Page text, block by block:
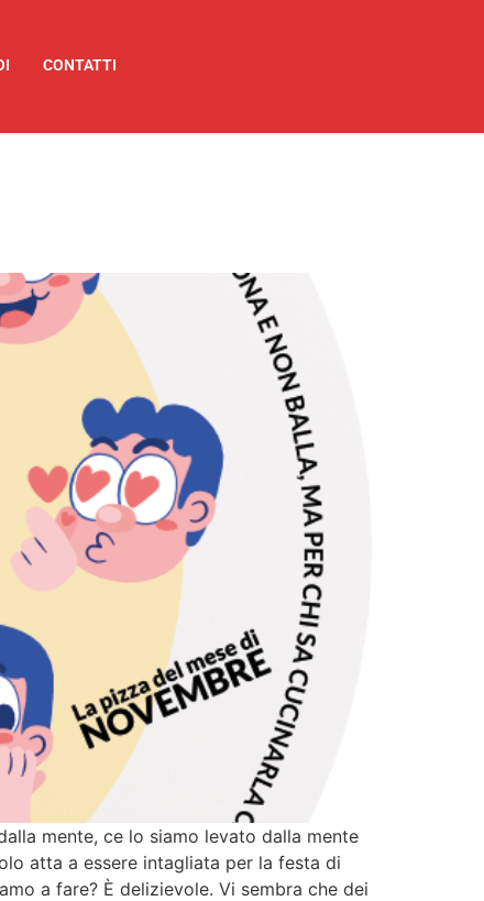
CONTATTI
mente, ce lo siamo levato dalla mente
atta a essere intagliata per la festa di
a fare? È delizievole. Vi sembra che dei